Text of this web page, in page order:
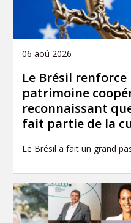
06 aoû 2026
Le Brésil renforce
patrimoine
reconnaissant
fait partie de la
Le Brésil a fait un grand